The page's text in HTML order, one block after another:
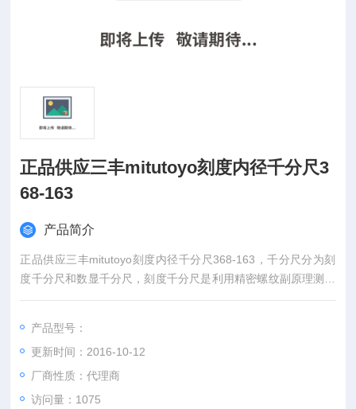
正品供应三丰mitutoyo刻度内径千分尺3
68-163
产品简介
正品供应三丰mitutoyo刻度内径千分尺368-163，千分尺分为刻
度千分尺和数显千分尺，刻度千分尺是利用精密螺纹副原理测长
的手携式通用长度测量工具。数显千分尺是测量系统中应用了光
产品型号：
更新时间：2016-10-12
厂商性质：代理商
访问量：1075